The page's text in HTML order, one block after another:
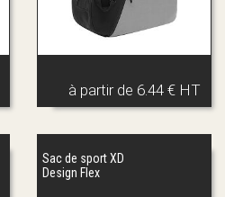
à partir de 6.44 € HT
Sac de sport XD
Design Flex